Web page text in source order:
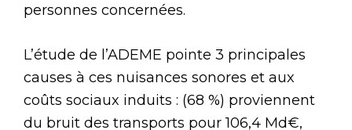
personnes concernées.
L’étude de l’ADEME pointe 3 principales
causes à ces nuisances sonores et aux
coûts sociaux induits : (68 %) proviennent
du bruit des transports pour 106,4 Md€,